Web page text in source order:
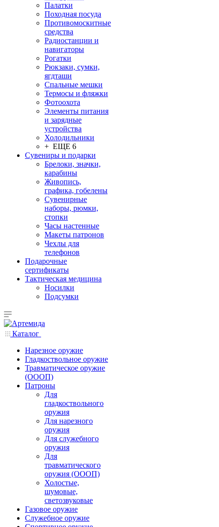
Палатки
Походная посуда
Противомоскитные
средства
Радиостанции и
навигаторы
Рогатки
Рюкзаки, сумки,
ягдташи
Спальные мешки
Термосы и фляжки
Фотоохота
Элементы питания
и зарядные
устройства
Холодильники
+ ЕЩЕ 6
Сувениры и подарки
Брелоки, значки,
карабины
Живопись,
графика, гобелены
Сувенирные
наборы, рюмки,
стопки
Часы настенные
Макеты патронов
Чехлы для
телефонов
Подарочные
сертификаты
Тактическая медицина
Носилки
Подсумки
Каталог
Нарезное оружие
Гладкоствольное оружие
Травматическое оружие
(ОООП)
Патроны
Для
гладкоствольного
оружия
Для нарезного
оружия
Для служебного
оружия
Для
травматического
оружия (ОООП)
Холостые,
шумовые,
светозвуковые
Газовое оружие
Служебное оружие